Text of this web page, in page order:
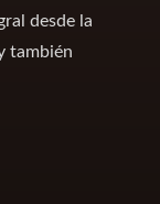
desde la
también